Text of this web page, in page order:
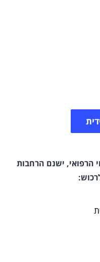
הרפואי, ישנם הרחבות